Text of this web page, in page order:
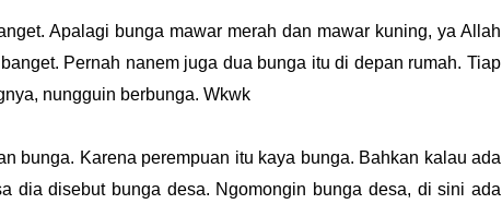
Apalagi bunga mawar merah dan mawar kuning, ya Allah
Pernah nanem juga dua bunga itu di depan rumah. Tiap
nungguin berbunga. Wkwk
bunga. Karena perempuan itu kaya bunga. Bahkan kalau ada
dia disebut bunga desa. Ngomongin bunga desa, di sini ada